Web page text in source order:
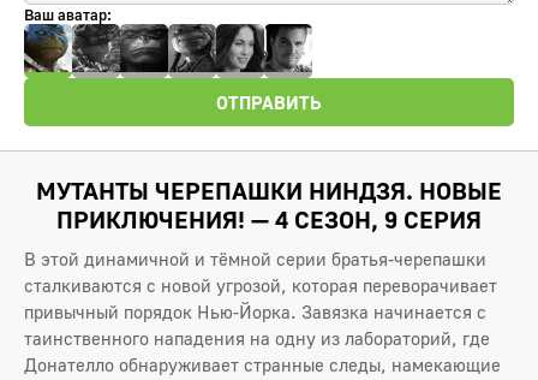
Ваш аватар:
ОТПРАВИТЬ
МУТАНТЫ ЧЕРЕПАШКИ НИНДЗЯ. НОВЫЕ
ПРИКЛЮЧЕНИЯ! — 4 СЕЗОН, 9 СЕРИЯ
В этой динамичной и тёмной серии братья-черепашки
сталкиваются с новой угрозой, которая переворачивает
привычный порядок Нью-Йорка. Завязка начинается с
таинственного нападения на одну из лабораторий, где
Донателло обнаруживает странные следы, намекающие